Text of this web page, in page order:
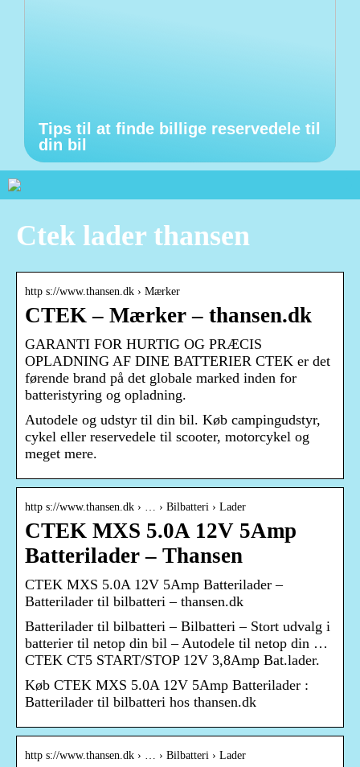
Tips til at finde billige reservedele til
din bil
Ctek lader thansen
http s://www.thansen.dk › Mærker
CTEK – Mærker – thansen.dk
GARANTI FOR HURTIG OG PRÆCIS
OPLADNING AF DINE BATTERIER CTEK er det
førende brand på det globale marked inden for
batteristyring og opladning.
Autodele og udstyr til din bil. Køb campingudstyr,
cykel eller reservedele til scooter, motorcykel og
meget mere.
http s://www.thansen.dk › … › Bilbatteri › Lader
CTEK MXS 5.0A 12V 5Amp
Batterilader – Thansen
CTEK MXS 5.0A 12V 5Amp Batterilader –
Batterilader til bilbatteri – thansen.dk
Batterilader til bilbatteri – Bilbatteri – Stort udvalg i
batterier til netop din bil – Autodele til netop din …
CTEK CT5 START/STOP 12V 3,8Amp Bat.lader.
Køb CTEK MXS 5.0A 12V 5Amp Batterilader :
Batterilader til bilbatteri hos thansen.dk
http s://www.thansen.dk › … › Bilbatteri › Lader